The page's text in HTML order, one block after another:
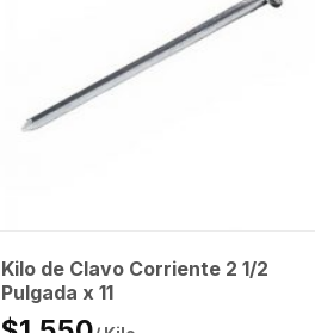
Kilo de Clavo Corriente 2 1/2
Pulgada x 11